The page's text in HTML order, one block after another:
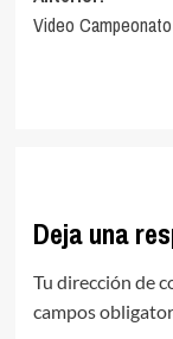
de
Video
Deja una
Tu dirección de
campos